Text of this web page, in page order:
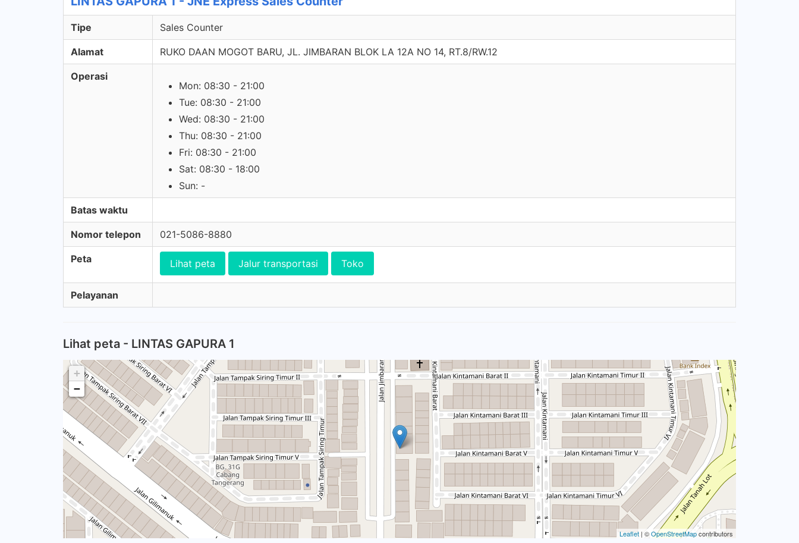
Tipe Sales Counter
Alamat RUKO DAAN MOGOT BARU, JL. JIMBARAN BLOK LA 12A NO 14, RT.8/RW.12
Operasi
Mon: 08:30 - 21:00
Tue: 08:30 - 21:00
Wed: 08:30 - 21:00
Thu: 08:30 - 21:00
Fri: 08:30 - 21:00
Sat: 08:30 - 18:00
Sun: -
Batas waktu
Nomor telepon 021-5086-8880
Peta Lihat peta Jalur transportasi Toko
Pelayanan
Lihat peta - LINTAS GAPURA 1
+
−
Leaflet | ©OpenStreetMapcontributors